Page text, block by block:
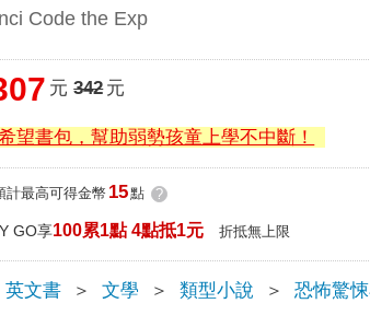
Code the Exp
元 342元
望書包，幫助弱勢孩童上學不中斷！
計最高可得金幣 15點 ?
GO享100累1點 4點抵1元 折抵無上限
英文書 ＞ 文學 ＞ 類型小說 ＞ 恐怖驚